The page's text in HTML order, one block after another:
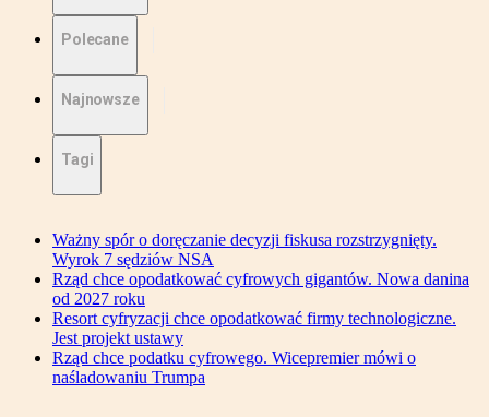
Polecane
Najnowsze
Tagi
Ważny spór o doręczanie decyzji fiskusa rozstrzygnięty.
Wyrok 7 sędziów NSA
Rząd chce opodatkować cyfrowych gigantów. Nowa danina
od 2027 roku
Resort cyfryzacji chce opodatkować firmy technologiczne.
Jest projekt ustawy
Rząd chce podatku cyfrowego. Wicepremier mówi o
naśladowaniu Trumpa